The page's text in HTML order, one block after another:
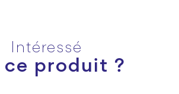
Intéressé
ce produit ?